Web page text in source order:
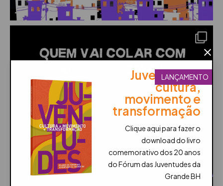
LANÇAMENTO
Juventudes:
cultura,
movimento e
transformação
Clique aqui para fazer o
download do livro
comemorativo dos 20 anos
do Fórum das Juventudes da
Grande BH